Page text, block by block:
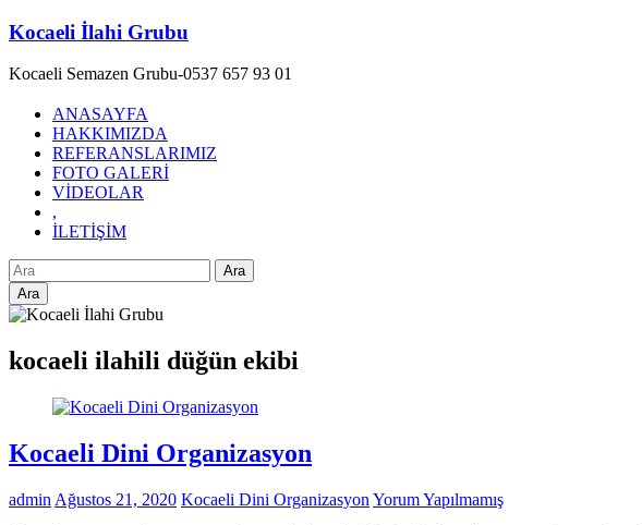
Skip
content
Kocaeli İlahi Grubu
Kocaeli Semazen Grubu-0537 657 93 01
ANASAYFA
HAKKIMIZDA
REFERANSLARIMIZ
FOTO GALERİ
VİDEOLAR
,
İLETİŞİM
Ara
kocaeli ilahili düğün ekibi
Kocaeli Dini Organizasyon
admin Ağustos 21, 2020 Kocaeli Dini Organizasyon Yorum Yapılmamış